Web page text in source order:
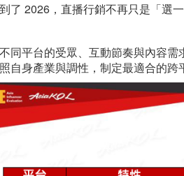
了 2026，直播行銷不再只是「
同平台的受眾、互動節奏與內容
自身產業與調性，制定最適合的跨